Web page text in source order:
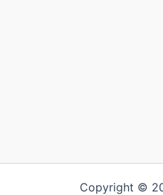
Copyright ©